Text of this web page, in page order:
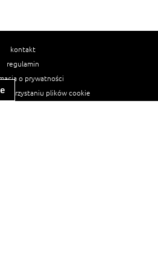
kontakt
regulamin
o prywatności
plików cookie